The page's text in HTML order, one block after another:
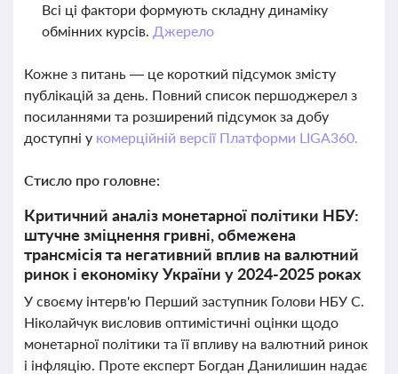
Всі ці фактори формують складну динаміку
обмінних курсів. Джерело
Кожне з питань — це короткий підсумок змісту
публікацій за день. Повний список першоджерел з
посиланнями та розширений підсумок за добу
доступні у комерційній версії Платформи LIGA360.
Стисло про головне:
Критичний аналіз монетарної політики НБУ:
штучне зміцнення гривні, обмежена
трансмісія та негативний вплив на валютний
ринок і економіку України у 2024-2025 роках
У своєму інтерв'ю Перший заступник Голови НБУ С.
Ніколайчук висловив оптимістичні оцінки щодо
монетарної політики та її впливу на валютний ринок
і інфляцію. Проте експерт Богдан Данилишин надає